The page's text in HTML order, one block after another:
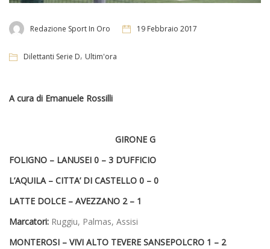
Redazione Sport In Oro 19 Febbraio 2017
Dilettanti Serie D, Ultim'ora
A cura di Emanuele Rossilli
GIRONE G
FOLIGNO – LANUSEI 0 – 3 D’UFFICIO
L’AQUILA – CITTA’ DI CASTELLO 0 – 0
LATTE DOLCE – AVEZZANO 2 – 1
Marcatori: Ruggiu, Palmas, Assisi
MONTEROSI – VIVI ALTO TEVERE SANSEPOLCRO 1 – 2